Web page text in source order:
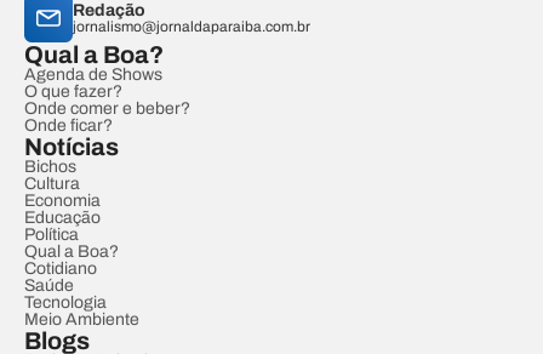
Redação
jornalismo@jornaldaparaiba.com.br
Qual a Boa?
Agenda de Shows
O que fazer?
Onde comer e beber?
Onde ficar?
Notícias
Bichos
Cultura
Economia
Educação
Política
Qual a Boa?
Cotidiano
Saúde
Tecnologia
Meio Ambiente
Blogs